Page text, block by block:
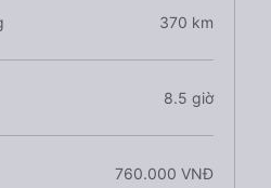
370 km
8.5 giờ
760.000 VNĐ